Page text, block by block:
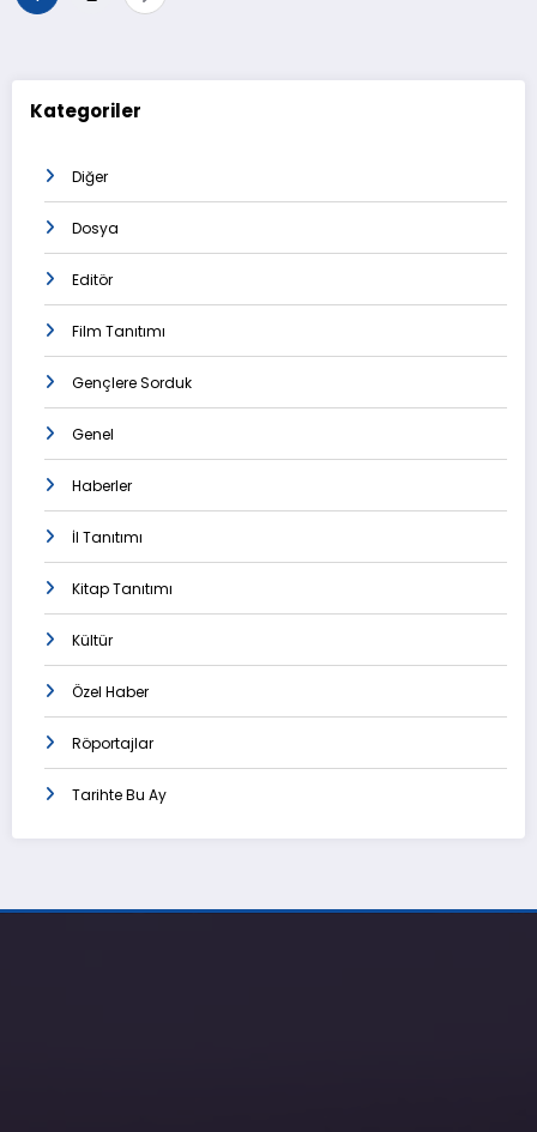
Kategoriler
Diğer
Dosya
Editör
Film Tanıtımı
Gençlere Sorduk
Genel
Haberler
İl Tanıtımı
Kitap Tanıtımı
Kültür
Özel Haber
Röportajlar
Tarihte Bu Ay